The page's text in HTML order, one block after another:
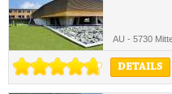
AU - 5730
DETAILS